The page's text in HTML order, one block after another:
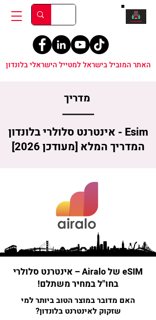
האתר המוביל בישראל למטייל הישראלי בלונדון
מדריך
Esim - אינטרנט סלולרי בלונדון
המדריך המלא [מעודכן 2026]
eSIM של Airalo – אינטרנט סלולרי
בחו"ל במחיר משתלם!
האם מדובר במוצר הטוב ביותר למי
שזקוק לאינטרנט בלונדון?